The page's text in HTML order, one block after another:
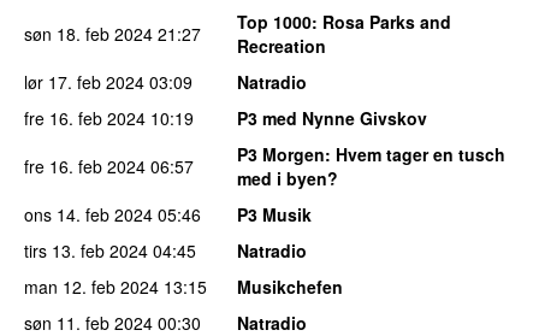
søn 18. feb 2024 21:27 Top 1000: Rosa Parks and
Recreation
lør 17. feb 2024 03:09
Natradio
fre 16. feb 2024 10:19
P3 med Nynne Givskov
fre 16. feb 2024 06:57 P3 Morgen: Hvem tager en tusch
med i byen?
ons 14. feb 2024 05:46
P3 Musik
tirs 13. feb 2024 04:45
Natradio
man 12. feb 2024 13:15
Musikchefen
søn 11. feb 2024 00:30
Natradio